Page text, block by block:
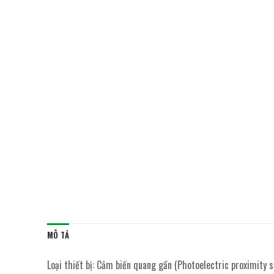
MÔ TẢ
Loại thiết bị: Cảm biến quang gần (Photoelectric proximity